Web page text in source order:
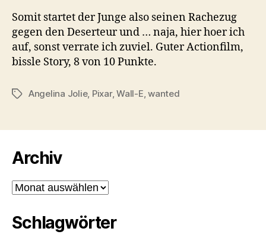
Somit startet der Junge also seinen Rachezug
gegen den Deserteur und … naja, hier hoer ich
auf, sonst verrate ich zuviel. Guter Actionfilm,
bissle Story, 8 von 10 Punkte.
Schlagwörter
Angelina Jolie, Pixar,Wall-E ,wanted
Archiv
Archiv
Schlagwörter